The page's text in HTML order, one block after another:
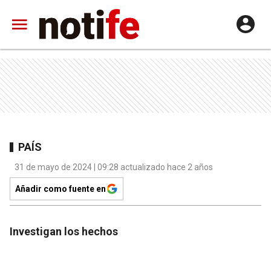
PAÍS
31 de mayo de 2024 | 09:28 actualizado hace 2 años
Añadir como fuente en
Investigan los hechos